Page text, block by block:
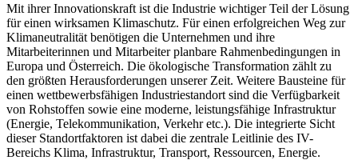
Mit ihrer Innovationskraft ist die Industrie wichtiger Teil der Lösung
für einen wirksamen Klimaschutz. Für einen erfolgreichen Weg zur
Klimaneutralität benötigen die Unternehmen und ihre
Mitarbeiterinnen und Mitarbeiter planbare Rahmenbedingungen in
Europa und Österreich. Die ökologische Transformation zählt zu
den größten Herausforderungen unserer Zeit. Weitere Bausteine für
einen wettbewerbsfähigen Industriestandort sind die Verfügbarkeit
von Rohstoffen sowie eine moderne, leistungsfähige Infrastruktur
(Energie, Telekommunikation, Verkehr etc.). Die integrierte Sicht
dieser Standortfaktoren ist dabei die zentrale Leitlinie des IV-
Bereichs Klima, Infrastruktur, Transport, Ressourcen, Energie.